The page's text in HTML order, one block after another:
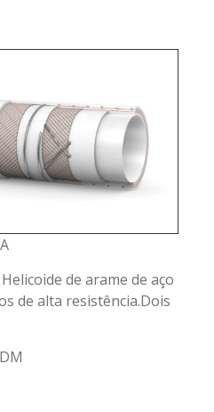
Helicoide de arame de aço
de alta resistência.Dois